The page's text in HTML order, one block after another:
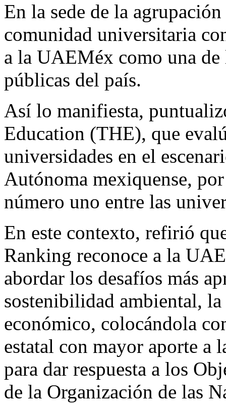
En la sede de la
comunidad universitaria
a la UAEMéx como una de
públicas del país.
Así lo manifiesta,
Education (THE), que
universidades en el
Autónoma mexiquense,
número uno entre las
En este contexto, refirió
Ranking reconoce a la
abordar los desafíos más
sostenibilidad ambiental,
económico, colocándola
estatal con mayor aporte a
para dar respuesta a los
de la Organización de las